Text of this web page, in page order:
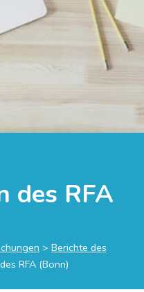
des RFA
> Berichte des
RFA (Bonn)